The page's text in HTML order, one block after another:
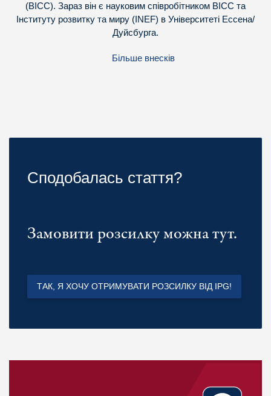
(BICC). Зараз він є науковим співробітником BICC та
Інституту розвитку та миру (INEF) в Університеті Ессена/
Дуйсбурга.
Більше внесків
Сподобалась стаття?
Замовити розсилку можна тут.
ТАК, Я ХОЧУ ОТРИМУВАТИ РОЗСИЛКУ ВІД IPG!